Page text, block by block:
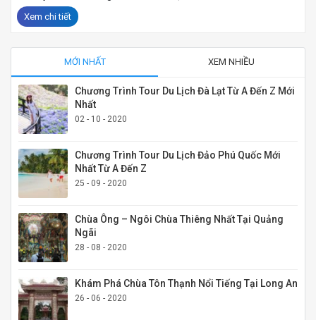
Xem chi tiết
MỚI NHẤT XEM NHIỀU
Chương Trình Tour Du Lịch Đà Lạt Từ A Đến Z Mới
Nhất
02 - 10 - 2020
Chương Trình Tour Du Lịch Đảo Phú Quốc Mới
Nhất Từ A Đến Z
25 - 09 - 2020
Chùa Ông – Ngôi Chùa Thiêng Nhất Tại Quảng
Ngãi
28 - 08 - 2020
Khám Phá Chùa Tôn Thạnh Nổi Tiếng Tại Long An
26 - 06 - 2020